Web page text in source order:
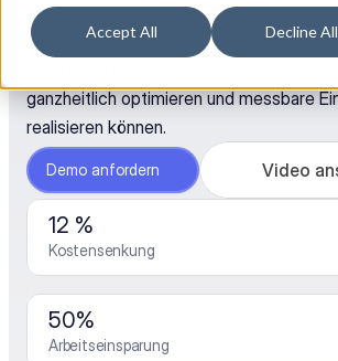
Accept All Decline All
alle fragmentierten Lieferkettendaten
wandeln diese Daten in umsetzbare
ganzheitlich optimieren und messbare
realisieren können.
Demo anfordern Video
12 %
Kostensenkung
50%
Arbeitseinsparung